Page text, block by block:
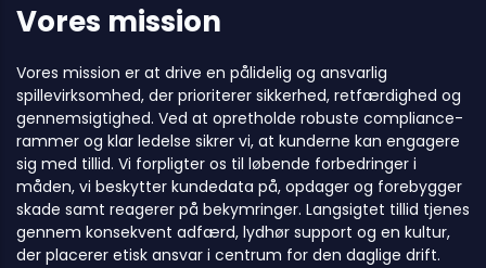
Vores mission
Vores mission er at drive en pålidelig og ansvarlig
spillevirksomhed, der prioriterer sikkerhed, retfærdighed og
gennemsigtighed. Ved at opretholde robuste compliance-
rammer og klar ledelse sikrer vi, at kunderne kan engagere
sig med tillid. Vi forpligter os til løbende forbedringer i
måden, vi beskytter kundedata på, opdager og forebygger
skade samt reagerer på bekymringer. Langsigtet tillid tjenes
gennem konsekvent adfærd, lydhør support og en kultur,
der placerer etisk ansvar i centrum for den daglige drift.